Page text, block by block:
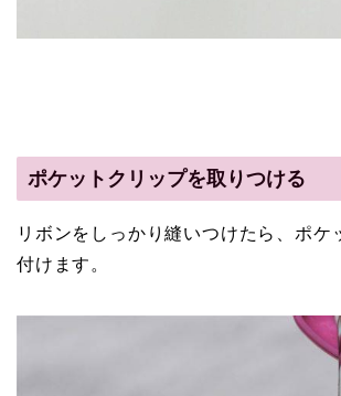
ポケットクリップを取りつける
リボンをしっかり縫いつけたら、ポケ
付けます。